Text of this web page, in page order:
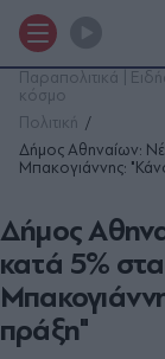
Παραπολιτικά |
κόσμο
Πολιτική
Δήμος Αθηναίων:
Μπακογιάννης:
Δήμος
κατά 5%
πράξη"